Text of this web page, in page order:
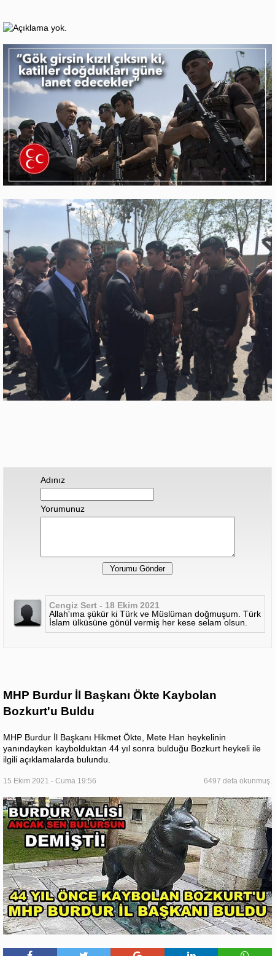
Adınız
Yorumunuz
Cengiz Sert - 18 Ekim 2021
Allah'ıma şükür ki Türk ve Müslüman doğmuşum. Türk
İslam ülküsüne gönül vermiş her kese selam olsun.
MHP Burdur İl Başkanı Ökte Kaybolan
Bozkurt'u Buldu
MHP Burdur İl Başkanı Hikmet Ökte, Mete Han heykelinin
yanındayken kaybolduktan 44 yıl sonra bulduğu Bozkurt heykeli ile
ilgili açıklamalarda bulundu.
15 Ekim 2021 - Cuma 19:56 6497 defa okunmuş.